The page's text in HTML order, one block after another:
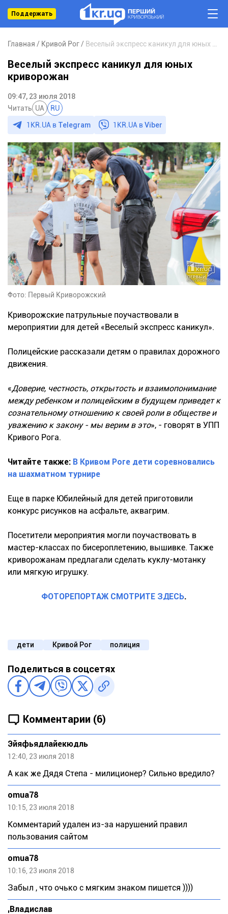
Поддержать
Главная Кривой Рог
Веселый экспресс каникул для юных
криворожан
09:47, 23 июля 2018
Читать UA RU
1KR.UA в Telegram 1KR.UA вViber
Фото: Первый Криворожский
Криворожские патрульные поучаствовали в
мероприятии для детей «Веселый экспресс каникул».
Полицейские рассказали детям о правилах дорожного
движения.
«Доверие, честность, открытость и взаимопонимание
между ребенком и полицейским в будущем приведет к
сознательному отношению к своей роли в обществе и
уважению к закону - мы верим в это», - говорят в УПП
Кривого Рога.
Читайте также: В Кривом Роге дети соревновались
на шахматном турнире
Еще в парке Юбилейный для детей приготовили
конкурс рисунков на асфальте, аквагрим.
Посетители мероприятия могли поучаствовать в
мастер-классах по бисероплетению, вышивке. Также
криворожанам предлагали сделать куклу-мотанку
или мягкую игрушку.
ФОТОРЕПОРТАЖ СМОТРИТЕ ЗДЕСЬ.
дети Кривой Рог полиция
Поделиться в соцсетях
Комментарии (6)
Эйяфьядлайекюдль
12:40, 23 июля 2018
А как же Дядя Степа - милиционер? Сильно вредило?
omua78
10:15, 23 июля 2018
Комментарий удален из-за нарушений правил
пользования сайтом
omua78
10:16, 23 июля 2018
Забыл , что очько с мягким знаком пишется ))))
,Bладислaв